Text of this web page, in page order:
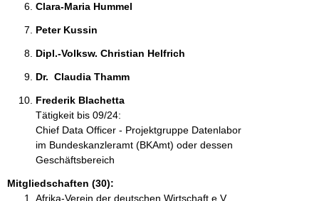
Clara-Maria Hummel
Peter Kussin
Dipl.-Volksw. Christian Helfrich
Dr.  Claudia Thamm
Frederik Blachetta
Tätigkeit bis 09/24:
Chief Data Officer - Projektgruppe Datenlabor
im Bundeskanzleramt (BKAmt) oder dessen
Geschäftsbereich
Mitgliedschaften (30):
Afrika-Verein der deutschen Wirtschaft e.V.